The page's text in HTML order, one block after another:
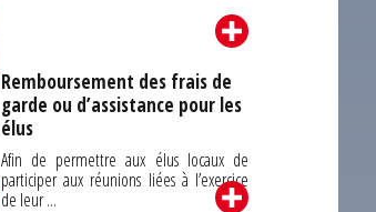
Remboursement des frais de
garde ou d’assistance pour les
élus
Afin de permettre aux élus locaux de
participer aux réunions liées à l’exercice
de leur ...